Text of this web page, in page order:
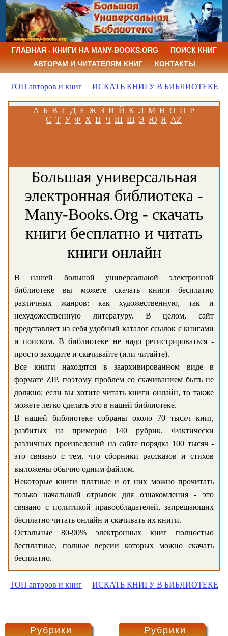
ГЛАВНАЯ - КНИГИ НА MANY-BOOKS.ORG
ПОИСК КНИГ
АВТОРАМ И ЧИТАТЕЛЯМ КНИГ
КОНТАКТЫ
ТОП авторов и книг ИСКАТЬ КНИГУ В БИБЛИОТЕКЕ
А Б В Г Д Е Ж З И Й К Л М Н О П Р
С Т У Ф Х Ц Ч Ш Щ Э Ю Я AZ
Большая универсальная
электронная библиотека -
Many-Books.Org - скачать
книги бесплатно и читать
книги онлайн
В нашей большой универсальной электронной
библиотеке вы можете скачать книги бесплатно
различных жанров: как художественную, так и
нехудожественную литературу. В целом, сайт
представляет из себя удобный каталог ссылок с книгами
и поиском. В библиотеке не надо регистрироваться -
просто заходите и скачивайте (или читайте).
Все книги находятся в заархивированном виде в
формате ZIP, поэтому проблем со скачиванием быть не
должно; если вы хотите читать книги онлайн, то также
можете легко сделать это в нашей библиотеке.
В нашей библиотеке собраны около 70 тысяч книг,
разбитых на примерно 140 рубрик. Фактически
различных произведений на сайте порядка 100 тысяч -
это связано с тем, что сборники рассказов и стихов
выложены обычно одним файлом.
Некоторые книги платные и от них можно прочитать
только начальный отрывок для ознакомления - это
связано с политикой правообладателей, запрещающих
бесплатно читать онлайн и скачивать их книги.
Остальные 80-90% электронных книг полностью
бесплатные, полные версии которых можно скачать
бесплатно.
ТОП авторов и книг ИСКАТЬ КНИГУ В БИБЛИОТЕКЕ
Рубрики Рубрики